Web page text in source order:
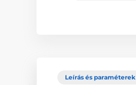
Leírás és paraméterek